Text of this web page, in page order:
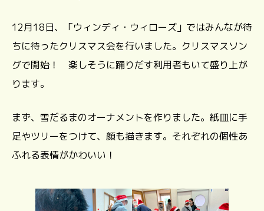
12月18日、「ウィンディ・ウィローズ」ではみんなが待
ちに待ったクリスマス会を行いました。クリスマスソン
グで開始！ 楽しそうに踊りだす利用者もいて盛り上が
ります。
まず、雪だるまのオーナメントを作りました。紙皿に手
足やツリーをつけて、顔も描きます。それぞれの個性あ
ふれる表情がかわいい！